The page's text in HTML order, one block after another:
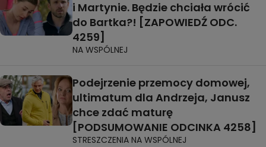
i Martynie. Będzie chciała wrócić
do Bartka?! [ZAPOWIEDŹ ODC.
4259]
NA WSPÓLNEJ
Podejrzenie przemocy domowej,
ultimatum dla Andrzeja, Janusz
chce zdać maturę
[PODSUMOWANIE ODCINKA 4258]
STRESZCZENIA NA WSPÓLNEJ